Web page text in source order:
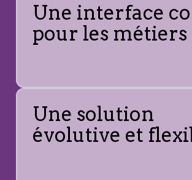
Une interface
pour les métiers
Une solution
évolutive et